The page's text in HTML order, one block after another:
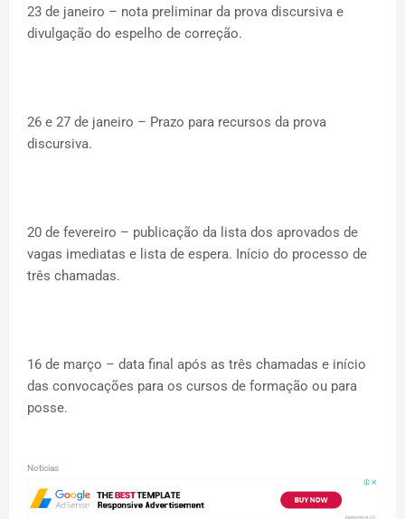
23 de janeiro – nota preliminar da prova discursiva e
divulgação do espelho de correção.
26 e 27 de janeiro – Prazo para recursos da prova
discursiva.
20 de fevereiro – publicação da lista dos aprovados de
vagas imediatas e lista de espera. Início do processo de
três chamadas.
16 de março – data final após as três chamadas e início
das convocações para os cursos de formação ou para
posse.
Noticias